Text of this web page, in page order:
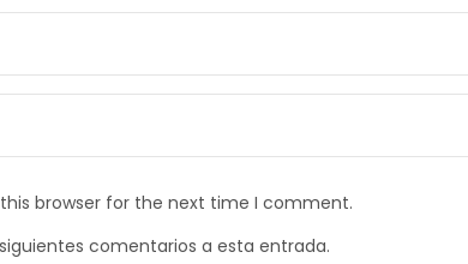
browser for the next time I comment.
comentarios a esta entrada.